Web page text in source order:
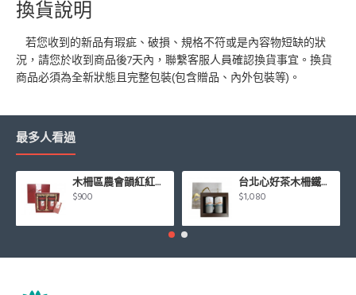
換貨說明
若您收到的新品有瑕疵、破損、規格不符或是內容物短缺的狀
況，請您於收到商品後7天內，聯繫客服人員確認換貨事宜。換貨
商品必須為全新狀態且完整包裝(包含贈品、內外包裝等)。
最多人看過
木柵區農會韻紅紅茶禮盒
$900
台北心好茶木柵鐵觀音茶組75g*2罐入/盒
$1,080